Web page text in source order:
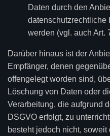
Daten durch den
datenschutzrechtliche
werden (vgl. auch Art.
Darüber hinaus ist der
Empfänger, denen
offengelegt worden sind,
Löschung von Daten oder
Verarbeitung, die aufgrund
DSGVO erfolgt, zu
besteht jedoch nicht,